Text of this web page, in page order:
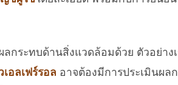
กระทบด้านสิ่งแวดล้อมด้วย ตัวอย่า
เอลเฟร์รอล อาจต้องมีการประเมินผล